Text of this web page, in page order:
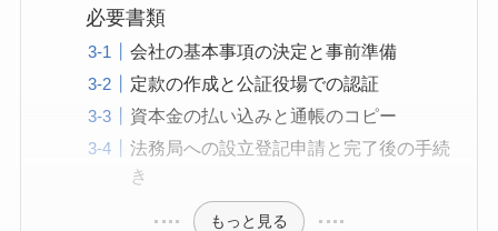
必要書類
会社の基本事項の決定と事前準備
定款の作成と公証役場での認証
資本金の払い込みと通帳のコピー
法務局への設立登記申請と完了後の手続
き
もっと見る